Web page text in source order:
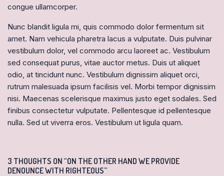
congue ullamcorper.
Nunc blandit ligula mi, quis commodo dolor fermentum sit
amet. Nam vehicula pharetra lacus a vulputate. Duis pulvinar
vestibulum dolor, vel commodo arcu laoreet ac. Vestibulum
sed consequat purus, vitae auctor metus. Duis ut aliquet
odio, at tincidunt nunc. Vestibulum dignissim aliquet orci,
rutrum malesuada ipsum facilisis vel. Morbi tempor dignissim
nisi. Maecenas scelerisque maximus justo eget sodales. Sed
finibus consectetur vulputate. Pellentesque id pellentesque
nulla. Sed ut viverra eros. Vestibulum ut ligula quam.
3 THOUGHTS ON “ON THE OTHER HAND WE PROVIDE
DENOUNCE WITH RIGHTEOUS”